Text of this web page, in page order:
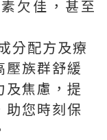
欠佳，甚至
分配方及療
壓族群舒緩
及焦慮，提
助您時刻保